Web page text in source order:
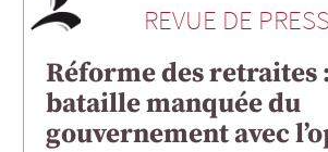
REVUE DE
Réforme des retraites
bataille manquée du
gouvernement avec